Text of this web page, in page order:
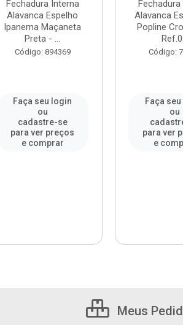
Fechadura Interna
Alavanca Espelho
Ipanema Maçaneta
Preta - ...
Código: 894369
Faça seu login
ou
cadastre-se
para ver preços
e comprar
Alavanca
Popline
Código:
Faça
ou
para ver
e
Meus